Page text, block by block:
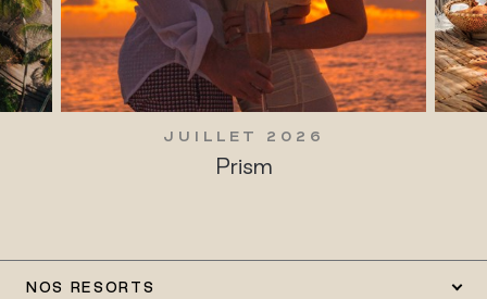
JUILLET 2026
Prism
NOS RESORTS